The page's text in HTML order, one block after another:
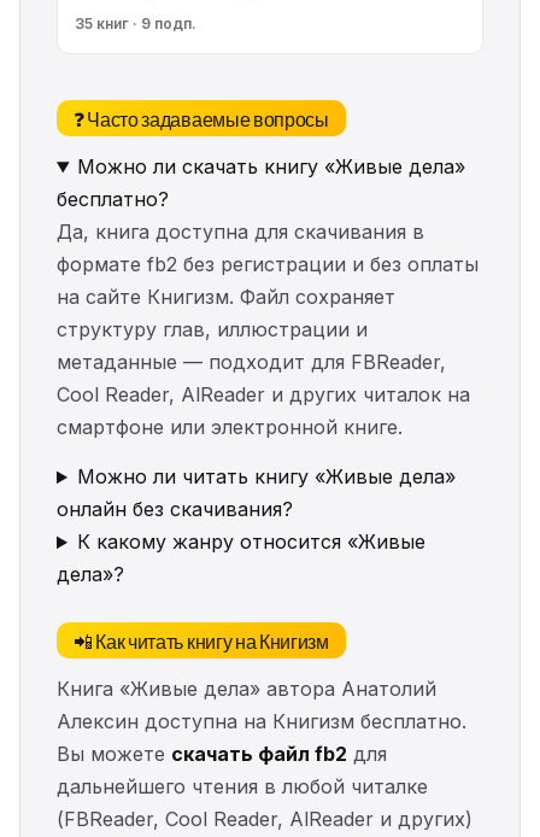
35 книг · 9 подп.
❓ Часто задаваемые вопросы
Можно ли скачать книгу «Живые дела»
бесплатно?
Да, книга доступна для скачивания в
формате fb2 без регистрации и без оплаты
на сайте Книгизм. Файл сохраняет
структуру глав, иллюстрации и
метаданные — подходит для FBReader,
Cool Reader, AlReader и других читалок на
смартфоне или электронной книге.
Можно ли читать книгу «Живые дела»
онлайн без скачивания?
К какому жанру относится «Живые
дела»?
📲 Как читать книгу на Книгизм
Книга «Живые дела» автора Анатолий
Алексин доступна на Книгизм бесплатно.
Вы можете скачать файл fb2 для
дальнейшего чтения в любой читалке
(FBReader, Cool Reader, AlReader и других)